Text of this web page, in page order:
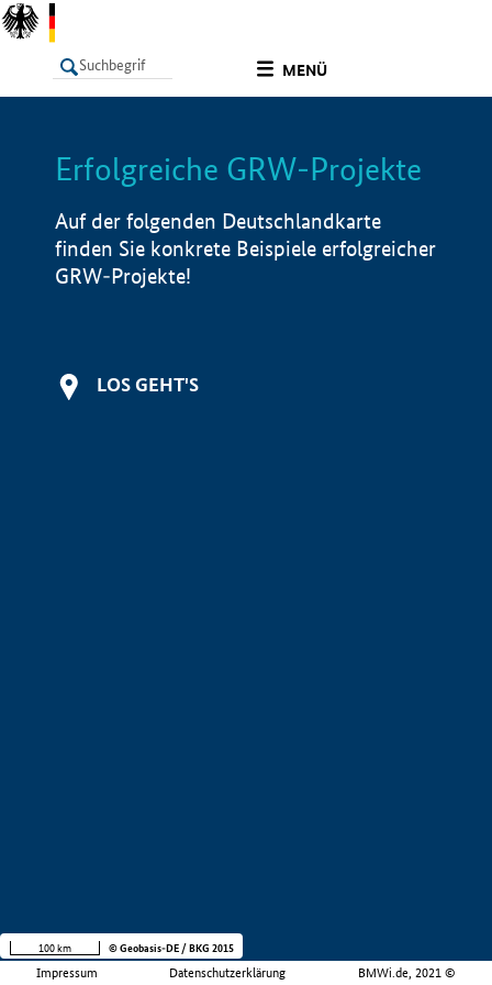
MENÜ
LISTE Info
Erfolgreiche GRW-Projekte
Auf der folgenden Deutschlandkarte
finden Sie konkrete Beispiele erfolgreicher
GRW-Projekte!
LOS GEHT'S
Impressum Datenschutzerklärung BMWi.de, 2021 ©
100 km © Geobasis-DE / BKG 2015